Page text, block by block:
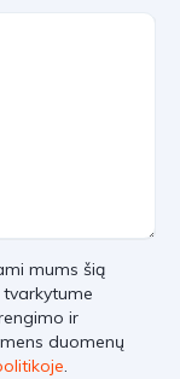
mums šią
tvarkytume
ir
duomenų
.